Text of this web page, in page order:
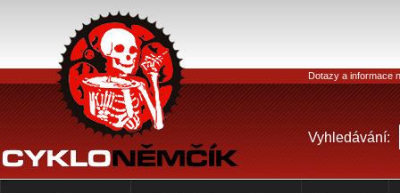
Dotazy a informace
Vyhledávání: